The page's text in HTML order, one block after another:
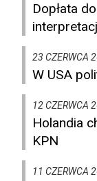
Dopłata
23 CZERWCA
W USA
12 CZERWCA
Holandia
KPN
11 CZERWCA